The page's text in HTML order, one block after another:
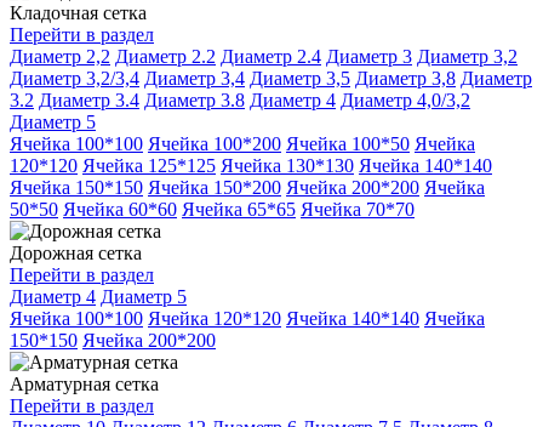
Кладочная сетка
Перейти в раздел
Диаметр 2,2 Диаметр 2.2 Диаметр 2.4 Диаметр 3 Диаметр 3,2
Диаметр 3,2/3,4 Диаметр 3,4 Диаметр 3,5 Диаметр 3,8 Диаметр
3.2 Диаметр 3.4 Диаметр 3.8 Диаметр 4 Диаметр 4,0/3,2
Диаметр 5
Ячейка 100*100 Ячейка 100*200 Ячейка 100*50 Ячейка
120*120 Ячейка 125*125 Ячейка 130*130 Ячейка 140*140
Ячейка 150*150 Ячейка 150*200 Ячейка 200*200 Ячейка
50*50 Ячейка 60*60 Ячейка 65*65 Ячейка 70*70
Дорожная сетка
Перейти в раздел
Диаметр 4 Диаметр 5
Ячейка 100*100 Ячейка 120*120 Ячейка 140*140 Ячейка
150*150 Ячейка 200*200
Арматурная сетка
Перейти в раздел